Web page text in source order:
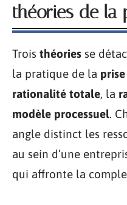
théories de la
Trois théories se
la pratique de la
rationalité totale, la
modèle processuel.
angle distinct les
au sein d’une
qui affronte la